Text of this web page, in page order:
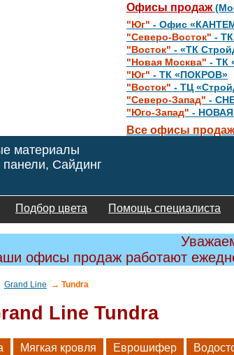
Офисы продаж
"Юг" - Офис
"Северо-Восток" -
"Восток" - «ТК
"Новая Москва" - ТК
"Юг" - ТК «ПОКРОВ»
"Восток" - ТЦ
"Северо-Запад" -
"Юго-Запад" -
Все офисы продаж
материалы
Сайдинг
Подбор цвета Помощь специалиста
офисы продаж работают
Grand Line → Tundra
Line Tundra
Мягкая кровля Еврошифер